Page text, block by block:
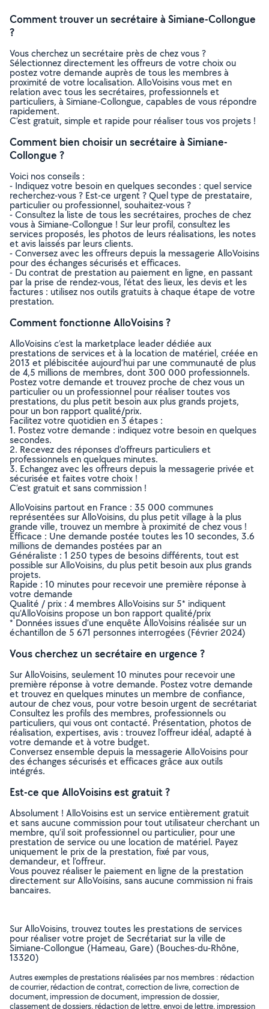
Comment trouver un secrétaire à Simiane-Collongue
?
Vous cherchez un secrétaire près de chez vous ?
Sélectionnez directement les offreurs de votre choix ou
postez votre demande auprès de tous les membres à
proximité de votre localisation. AlloVoisins vous met en
relation avec tous les secrétaires, professionnels et
particuliers, à Simiane-Collongue, capables de vous répondre
rapidement.
C’est gratuit, simple et rapide pour réaliser tous vos projets !
Comment bien choisir un secrétaire à Simiane-
Collongue ?
Voici nos conseils :
- Indiquez votre besoin en quelques secondes : quel service
recherchez-vous ? Est-ce urgent ? Quel type de prestataire,
particulier ou professionnel, souhaitez-vous ?
- Consultez la liste de tous les secrétaires, proches de chez
vous à Simiane-Collongue ! Sur leur profil, consultez les
services proposés, les photos de leurs réalisations, les notes
et avis laissés par leurs clients.
- Conversez avec les offreurs depuis la messagerie AlloVoisins
pour des échanges sécurisés et efficaces.
- Du contrat de prestation au paiement en ligne, en passant
par la prise de rendez-vous, l’état des lieux, les devis et les
factures : utilisez nos outils gratuits à chaque étape de votre
prestation.
Comment fonctionne AlloVoisins ?
AlloVoisins c’est la marketplace leader dédiée aux
prestations de services et à la location de matériel, créée en
2013 et plébiscitée aujourd’hui par une communauté de plus
de 4,5 millions de membres, dont 300 000 professionnels.
Postez votre demande et trouvez proche de chez vous un
particulier ou un professionnel pour réaliser toutes vos
prestations, du plus petit besoin aux plus grands projets,
pour un bon rapport qualité/prix.
Facilitez votre quotidien en 3 étapes :
1. Postez votre demande : indiquez votre besoin en quelques
secondes.
2. Recevez des réponses d’offreurs particuliers et
professionnels en quelques minutes.
3. Echangez avec les offreurs depuis la messagerie privée et
sécurisée et faites votre choix !
C’est gratuit et sans commission !
AlloVoisins partout en France : 35 000 communes
représentées sur AlloVoisins, du plus petit village à la plus
grande ville, trouvez un membre à proximité de chez vous !
Efficace : Une demande postée toutes les 10 secondes, 3.6
millions de demandes postées par an
Généraliste : 1 250 types de besoins différents, tout est
possible sur AlloVoisins, du plus petit besoin aux plus grands
projets.
Rapide : 10 minutes pour recevoir une première réponse à
votre demande
Qualité / prix : 4 membres AlloVoisins sur 5* indiquent
qu’AlloVoisins propose un bon rapport qualité/prix
* Données issues d’une enquête AlloVoisins réalisée sur un
échantillon de 5 671 personnes interrogées (Février 2024)
Vous cherchez un secrétaire en urgence ?
Sur AlloVoisins, seulement 10 minutes pour recevoir une
première réponse à votre demande. Postez votre demande
et trouvez en quelques minutes un membre de confiance,
autour de chez vous, pour votre besoin urgent de secrétariat
Consultez les profils des membres, professionnels ou
particuliers, qui vous ont contacté. Présentation, photos de
réalisation, expertises, avis : trouvez l'offreur idéal, adapté à
votre demande et à votre budget.
Conversez ensemble depuis la messagerie AlloVoisins pour
des échanges sécurisés et efficaces grâce aux outils
intégrés.
Est-ce que AlloVoisins est gratuit ?
Absolument ! AlloVoisins est un service entièrement gratuit
et sans aucune commission pour tout utilisateur cherchant un
membre, qu’il soit professionnel ou particulier, pour une
prestation de service ou une location de matériel. Payez
uniquement le prix de la prestation, fixé par vous,
demandeur, et l’offreur.
Vous pouvez réaliser le paiement en ligne de la prestation
directement sur AlloVoisins, sans aucune commission ni frais
bancaires.
Sur AlloVoisins, trouvez toutes les prestations de services
pour réaliser votre projet de Secrétariat sur la ville de
Simiane-Collongue (Hameau, Gare) (Bouches-du-Rhône,
13320)
Autres exemples de prestations réalisées par nos membres : rédaction
de courrier, rédaction de contrat, correction de livre, correction de
document, impression de document, impression de dossier,
classement de dossiers, rédaction de lettre, envoi de lettre, impression